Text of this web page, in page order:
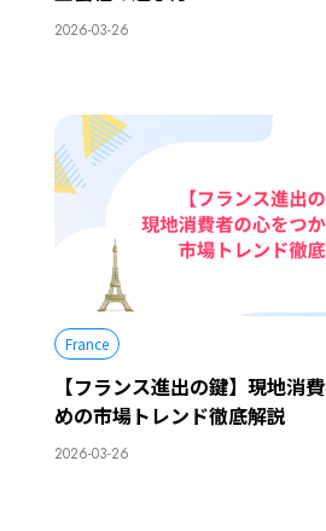
2026-03-26
France
【フランス進出の鍵】現地消
めの市場トレンド徹底解説
2026-03-26